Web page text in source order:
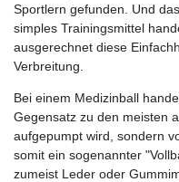
Sportlern gefunden. Und
simples Trainingsmittel
ausgerechnet diese
Verbreitung.
Bei einem Medizinball
Gegensatz zu den meisten
aufgepumpt wird, sondern
somit ein sogenannter
zumeist Leder oder